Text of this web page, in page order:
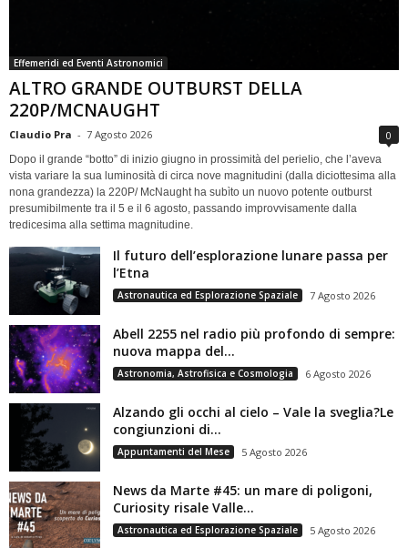
Effemeridi ed Eventi Astronomici
ALTRO GRANDE OUTBURST DELLA
220P/MCNAUGHT
Claudio Pra - 7 Agosto 2026 0
Dopo il grande “botto” di inizio giugno in prossimità del perielio, che l’aveva
vista variare la sua luminosità di circa nove magnitudini (dalla diciottesima alla
nona grandezza) la 220P/ McNaught ha subìto un nuovo potente outburst
presumibilmente tra il 5 e il 6 agosto, passando improvvisamente dalla
tredicesima alla settima magnitudine.
Il futuro dell’esplorazione lunare passa per
l’Etna
Astronautica ed Esplorazione Spaziale 7 Agosto 2026
Abell 2255 nel radio più profondo di sempre:
nuova mappa del...
Astronomia, Astrofisica e Cosmologia 6 Agosto 2026
Alzando gli occhi al cielo – Vale la sveglia?Le
congiunzioni di...
Appuntamenti del Mese 5 Agosto 2026
News da Marte #45: un mare di poligoni,
Curiosity risale Valle...
Astronautica ed Esplorazione Spaziale 5 Agosto 2026